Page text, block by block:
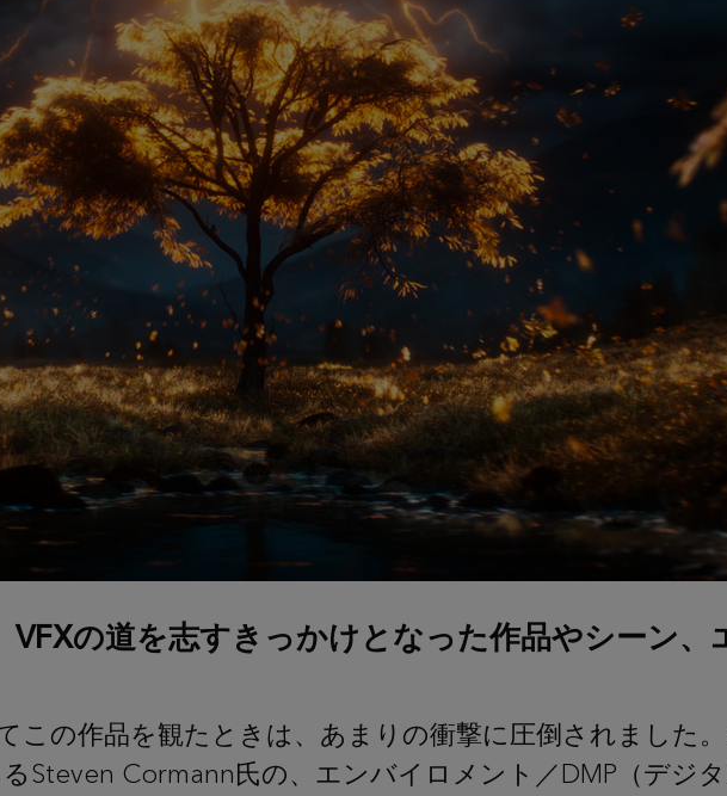
の道を志すきっかけとなった作品やシーン、
この作品を観たときは、あまりの衝撃に圧倒されました
Steven Cormann氏の、エンバイロメント／DMP（デジ